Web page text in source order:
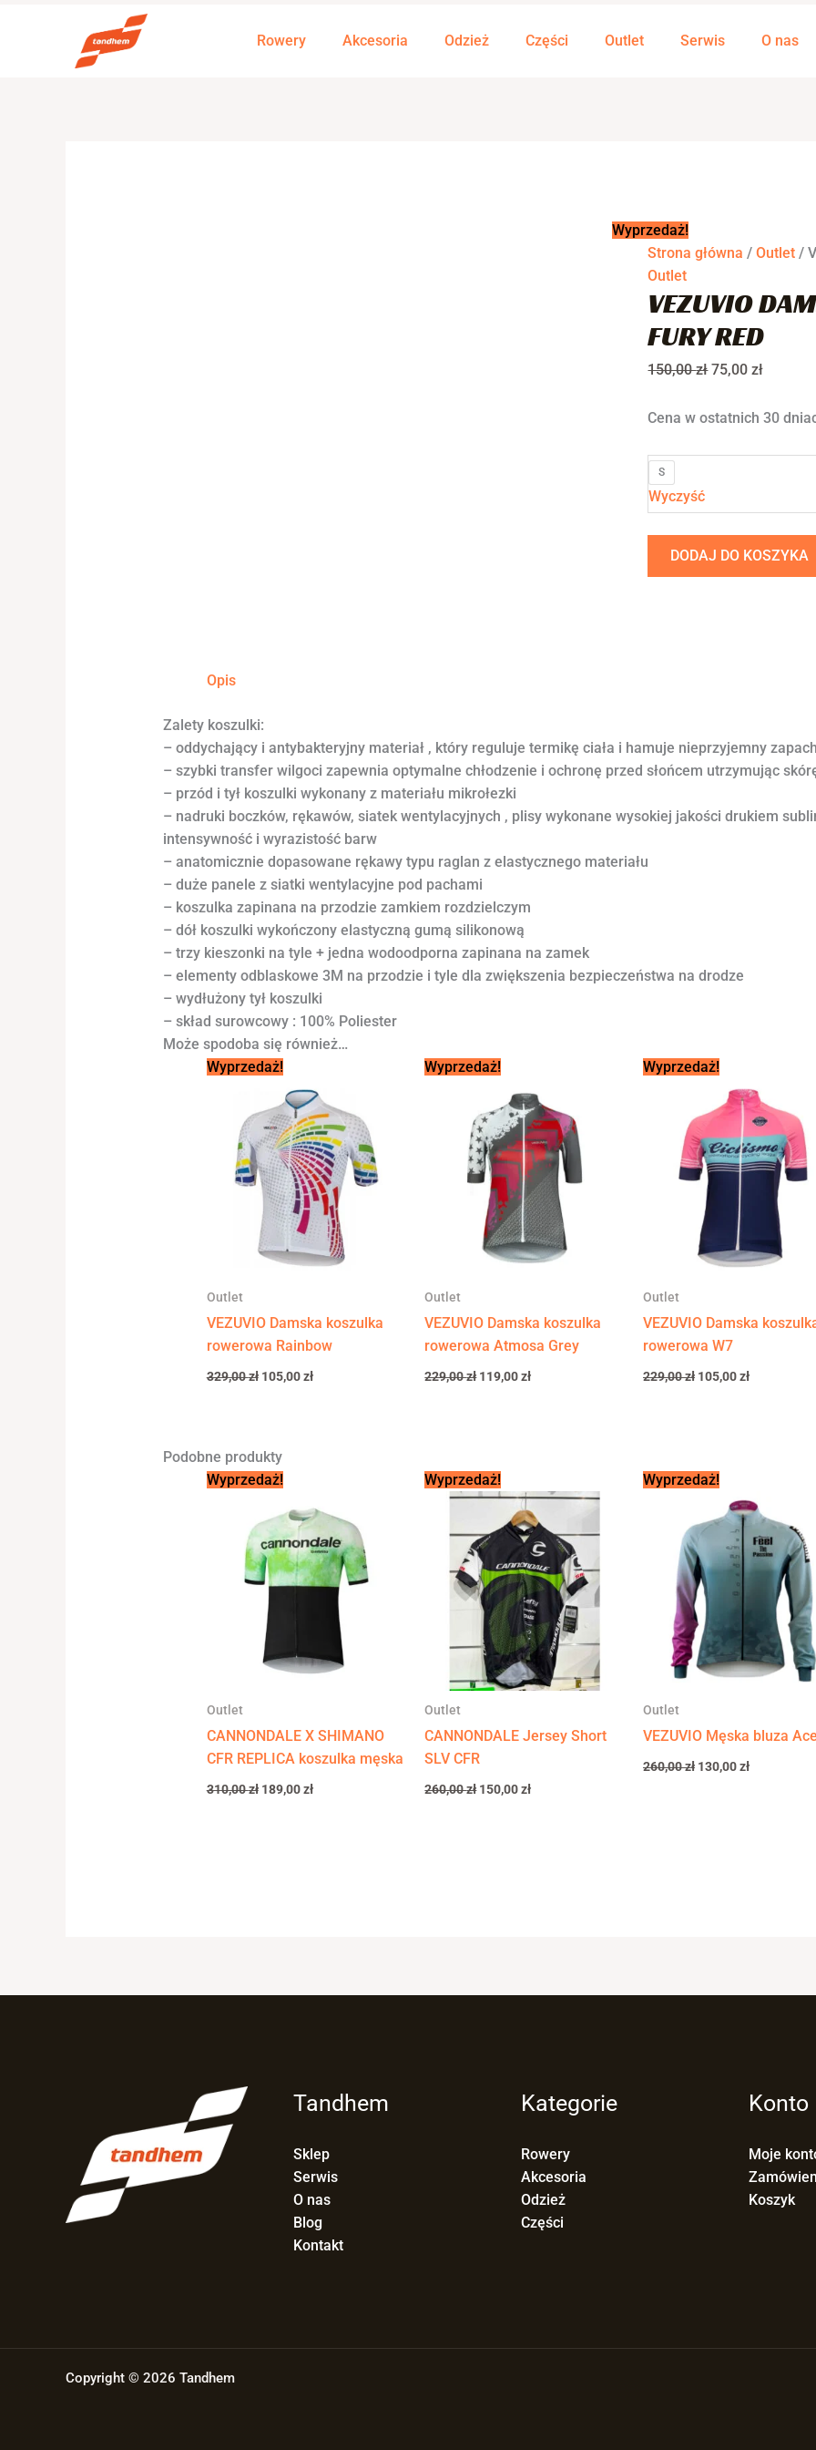
Rowery Akcesoria Odzież Części Outlet Serwis O nas
Wyprzedaż!
Strona główna /Outlet /
Outlet
VEZUVIO
FURY RED
150,00zł
cena
75,00zł
cena
Cena w ostatnich 30
S
Wyczyść
VEZUVIO
DODAJ DO KOSZYKA
Opis
Zalety koszulki:
– oddychający i antybakteryjny materiał , który reguluje termikę ciała i hamuje nieprzyjemny
– szybki transfer wilgoci zapewnia optymalne chłodzenie i ochronę przed słońcem utrzymując
– przód i tył koszulki wykonany z materiału mikrołezki
– nadruki boczków, rękawów, siatek wentylacyjnych , plisy wykonane wysokiej jakości drukiem
intensywność i wyrazistość barw
– anatomicznie dopasowane rękawy typu raglan z elastycznego materiału
– duże panele z siatki wentylacyjne pod pachami
– koszulka zapinana na przodzie zamkiem rozdzielczym
– dół koszulki wykończony elastyczną gumą silikonową
– trzy kieszonki na tyle + jedna wodoodporna zapinana na zamek
– elementy odblaskowe 3M na przodzie i tyle dla zwiększenia bezpieczeństwa na drodze
– wydłużony tył koszulki
– skład surowcowy : 100% Poliester
Może spodoba się również…
Wyprzedaż!
Outlet
VEZUVIO Damska koszulka
rowerowa Rainbow
329,00zł
Pierwotna
cena
wynosiła:
329,00 zł.
105,00zł
wynosi:
105,00 zł.
Wyprzedaż!
Outlet
VEZUVIO Damska koszulka
rowerowa Atmosa Grey
229,00zł
Pierwotna
cena
wynosiła:
229,00 zł.
119,00zł
wynosi:
119,00 zł.
Wyprzedaż!
Outlet
VEZUVIO Damska
rowerowa W7
229,00zł
Pierwotna
cena
wynosiła:
229,00 zł.
105,00zł
wynosi:
105,00 zł.
Podobne produkty
Wyprzedaż!
Outlet
CANNONDALE X SHIMANO
CFR REPLICA koszulka męska
310,00zł
Pierwotna
cena
wynosiła:
310,00 zł.
189,00zł
wynosi:
189,00 zł.
Wyprzedaż!
Outlet
CANNONDALE Jersey Short
SLV CFR
260,00zł
Pierwotna
cena
wynosiła:
260,00 zł.
150,00zł
cena
wynosi:
150,00 zł.
Wyprzedaż!
Outlet
VEZUVIO Męska bluza
260,00zł
Pierwotna
cena
wynosiła:
260,00 zł.
130,00zł
wynosi:
130,00 zł.
Tandhem
Sklep
Serwis
O nas
Blog
Kontakt
Kategorie
Rowery
Akcesoria
Odzież
Części
Konto
Moje
Koszyk
Copyright © 2026 Tandhem